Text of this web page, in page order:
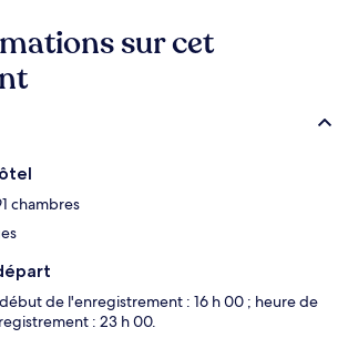
sur cet
chambres
de l'enregistrement : 16 h 00 ; heure de
: 23 h 00.